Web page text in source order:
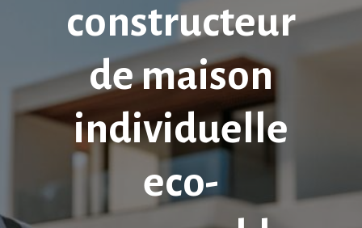
constructeur
de maison
individuelle
eco-